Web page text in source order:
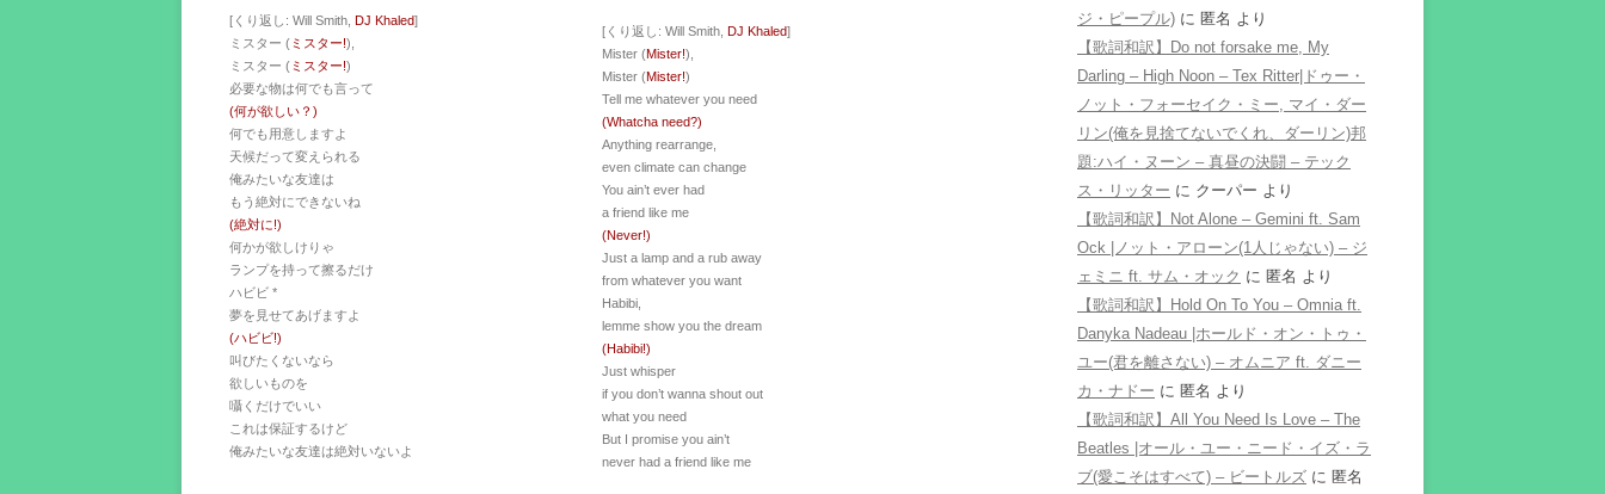
[くり返し: Will Smith, DJ Khaled]
ミスター ( ミスター!),
ミスター ( ミスター!)
必要な物は何でも言って
(何が欲しい？)
何でも用意しますよ
天候だって変えられる
俺みたいな友達は
もう絶対にできないね
(絶対に!)
何かが欲しけりゃ
ランプを持って擦るだけ
ハビビ *
夢を見せてあげますよ
(ハビビ!)
叫びたくないなら
欲しいものを
囁くだけでいい
これは保証するけど
俺みたいな友達は絶対いないよ
[くり返し: Will Smith, DJ Khaled]
Mister (Mister!),
Mister (Mister!)
Tell me whatever you need
(Whatcha need?)
Anything rearrange,
even climate can change
You ain’t ever had
a friend like me
(Never!)
Just a lamp and a rub away
from whatever you want
Habibi,
lemme show you the dream
(Habibi!)
Just whisper
if you don’t wanna shout out
what you need
But I promise you ain’t
never had a friend like me
ジ・ピープル) に 匿名 より
【歌詞和訳】Do not forsake me, My
Darling – High Noon – Tex Ritter|ドゥー・
ノット・フォーセイク・ミー, マイ・ダー
リン(俺を見捨てないでくれ、ダーリン)邦
題:ハイ・ヌーン – 真昼の決闘 – テック
ス・リッター に クーパー より
【歌詞和訳】Not Alone – Gemini ft. Sam
Ock |ノット・アローン(1人じゃない) – ジ
ェミニ ft. サム・オック に 匿名 より
【歌詞和訳】Hold On To You – Omnia ft.
Danyka Nadeau |ホールド・オン・トゥ・
ユー(君を離さない) – オムニア ft. ダニー
カ・ナドー に 匿名 より
【歌詞和訳】All You Need Is Love – The
Beatles |オール・ユー・ニード・イズ・ラ
ブ(愛こそはすべて) – ビートルズ に 匿名